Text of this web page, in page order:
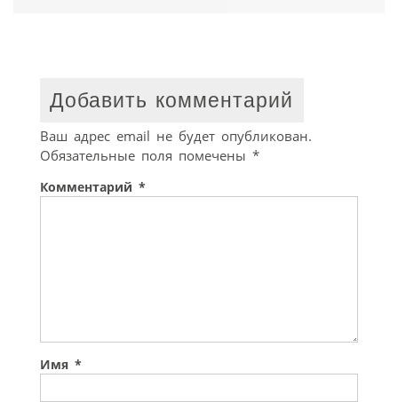
Добавить комментарий
Ваш адрес email не будет опубликован.
Обязательные поля помечены *
Комментарий *
Имя *